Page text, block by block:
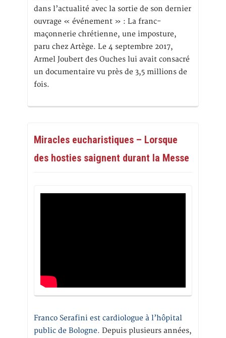
dans l’actualité avec la sortie de son dernier
ouvrage « événement » : La franc-
maçonnerie chrétienne, une imposture,
paru chez Artège. Le 4 septembre 2017,
Armel Joubert des Ouches lui avait consacré
un documentaire vu près de 3,5 millions de
fois.
Miracles eucharistiques – Lorsque
des hosties saignent durant la Messe
Franco Serafini est cardiologue à l’hôpital
public de Bologne. Depuis plusieurs années,